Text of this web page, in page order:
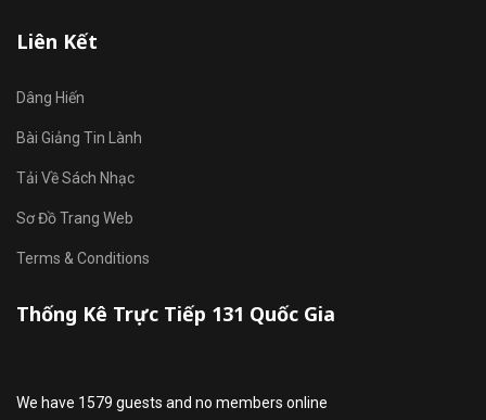
Liên Kết
Dâng Hiến
Bài Giảng Tin Lành
Tải Về Sách Nhạc
Sơ Đồ Trang Web
Terms & Conditions
Thống Kê Trực Tiếp 131 Quốc Gia
We have 1579 guests and no members online